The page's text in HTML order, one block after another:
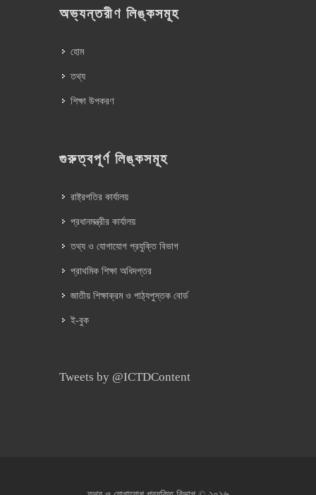
অভ্যন্তরীণ লিঙ্কসমূহ
হোম
তথ্য
শিক্ষা উপকরণ
গুরুত্বপূর্ণ লিঙ্কসমূহ
রাষ্ট্রপতির কার্যালয়
প্রধানমন্ত্রীর কার্যালয়
তথ্য ও যোগাযোগ প্রযুক্তি বিভাগ
প্রাথমিক শিক্ষা অধিদপ্তর
জাতীয় শিক্ষাক্রম ও পাঠ্যপুস্তক বোর্ড
ই-বুক
Tweets by @ICTDContent